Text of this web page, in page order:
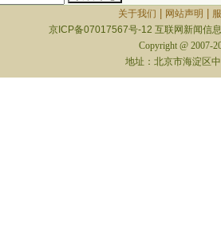
关于我们 | 网站声明 |
京ICP备07017567号-12 互联网新闻信
Copyright @ 2007-
地址：北京市海淀区